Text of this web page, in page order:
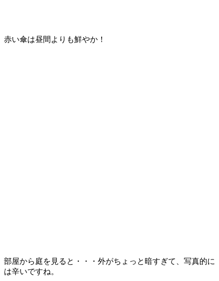
赤い傘は昼間よりも鮮やか！
部屋から庭を見ると・・・外がちょっと暗すぎて、写真的に
は辛いですね。